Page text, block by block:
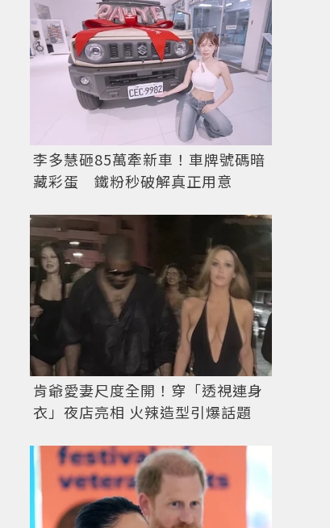
UNIQLO and INES DE LA FRESSANGE系列棉質透
李多慧砸85萬牽新車！車牌號碼暗
藏彩蛋 鐵粉秒破解真正用意
肯爺愛妻尺度全開！穿「透視連身
衣」夜店亮相 火辣造型引爆話題